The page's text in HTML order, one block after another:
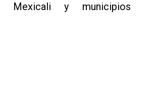
Mexicali y municipios